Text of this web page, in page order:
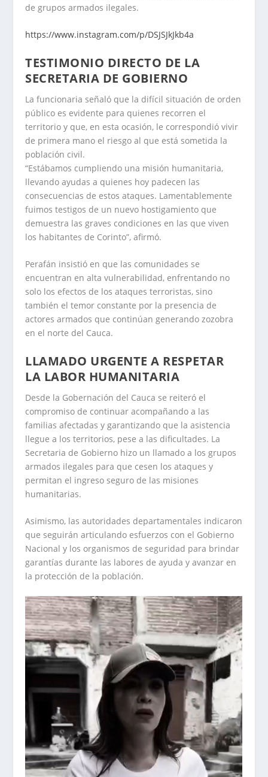
de grupos armados ilegales.
https://www.instagram.com/p/DSJSJkJkb4a
TESTIMONIO DIRECTO DE LA
SECRETARIA DE GOBIERNO
La funcionaria señaló que la difícil situación de orden
público es evidente para quienes recorren el
territorio y que, en esta ocasión, le correspondió vivir
de primera mano el riesgo al que está sometida la
población civil.
“Estábamos cumpliendo una misión humanitaria,
llevando ayudas a quienes hoy padecen las
consecuencias de estos ataques. Lamentablemente
fuimos testigos de un nuevo hostigamiento que
demuestra las graves condiciones en las que viven
los habitantes de Corinto”, afirmó.
Perafán insistió en que las comunidades se
encuentran en alta vulnerabilidad, enfrentando no
solo los efectos de los ataques terroristas, sino
también el temor constante por la presencia de
actores armados que continúan generando zozobra
en el norte del Cauca.
LLAMADO URGENTE A RESPETAR
LA LABOR HUMANITARIA
Desde la Gobernación del Cauca se reiteró el
compromiso de continuar acompañando a las
familias afectadas y garantizando que la asistencia
llegue a los territorios, pese a las dificultades. La
Secretaria de Gobierno hizo un llamado a los grupos
armados ilegales para que cesen los ataques y
permitan el ingreso seguro de las misiones
humanitarias.
Asimismo, las autoridades departamentales indicaron
que seguirán articulando esfuerzos con el Gobierno
Nacional y los organismos de seguridad para brindar
garantías durante las labores de ayuda y avanzar en
la protección de la población.